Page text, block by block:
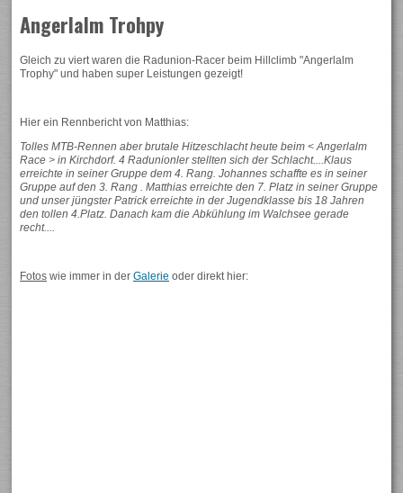
Angerlalm Trohpy
Gleich zu viert waren die Radunion-Racer beim Hillclimb "Angerlalm
Trophy" und haben super Leistungen gezeigt!
Hier ein Rennbericht von Matthias:
Tolles MTB-Rennen aber brutale Hitzeschlacht heute beim < Angerlalm
Race > in Kirchdorf. 4 Radunionler stellten sich der Schlacht....Klaus
erreichte in seiner Gruppe dem 4. Rang. Johannes schaffte es in seiner
Gruppe auf den 3. Rang . Matthias erreichte den 7. Platz in seiner Gruppe
und unser jüngster Patrick erreichte in der Jugendklasse bis 18 Jahren
den tollen 4.Platz. Danach kam die Abkühlung im Walchsee gerade
recht....
Fotos wie immer in derGalerie oder direkt hier: